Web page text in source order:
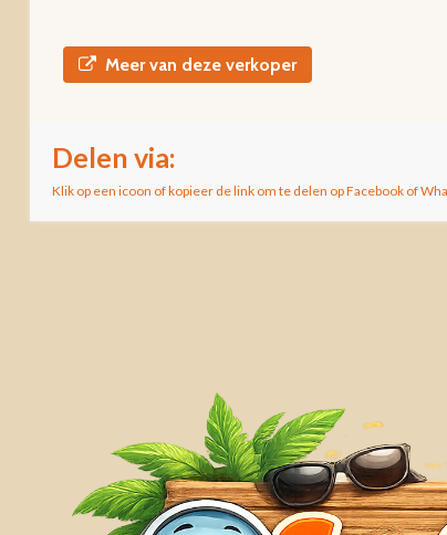
Meer van deze verkoper
Delen via:
Klik op een icoon of kopieer de link om te delen op Facebook of